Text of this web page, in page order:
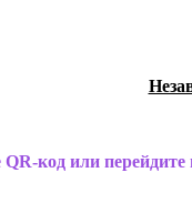
QR-код или